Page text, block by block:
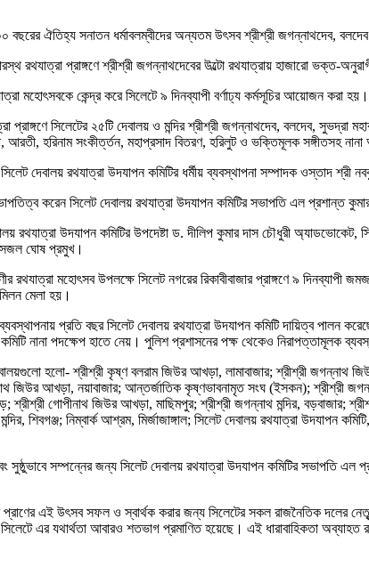
বছরের ঐতিহ্য সনাতন ধর্মাবলম্বীদের অন্যতম উৎসব শ্রীশ্রী জগন্নাথদেব,
রথযাত্রা প্রাঙ্গণে শ্রীশ্রী জগন্নাথদেবের উল্টো রথযাত্রায় হাজারো ভক্ত-
মহোৎসবকে কেন্দ্র করে সিলেটে ৯ দিনব্যাপী বর্ণাঢ্য কর্মসূচির আয়োজন করা
প্রাঙ্গণে সিলেটের ২৫টি দেবালয় ও মন্দির শ্রীশ্রী জগন্নাথদেব, বলদেব,
আরতী, হরিনাম সংকীর্ত্তন, মহাপ্রসাদ বিতরণ, হরিলুট ও ভক্তিমূলক সঙ্গীতসহ
দেবালয় রথযাত্রা উদযাপন কমিটির ধর্মীয় ব্যবস্থাপনা সম্পাদক ওস্তাদ
করেন সিলেট দেবালয় রথযাত্রা উদযাপন কমিটির সভাপতি এল প্রশান্ত
রথযাত্রা উদযাপন কমিটির উপদেষ্টা ড. দীলিপ কুমার দাস চৌধুরী অ্যাডভোকেট,
সজল ঘোষ প্রমুখ।
রথযাত্রা মহোৎসব উপলক্ষে সিলেট নগরের রিকাবীবাজার প্রাঙ্গণে ৯
মেলা হয়।
ব্যবস্থাপনায় প্রতি বছর সিলেট দেবালয় রথযাত্রা উদযাপন কমিটি দায়িত্ব
নানা পদক্ষেপ হাতে নেয়। পুলিশ প্রশাসনের পক্ষ থেকেও নিরাপত্তামূলক
হলো- শ্রীশ্রী কৃষ্ণ বলরাম জিউর আখড়া, লামাবাজার; শ্রীশ্রী জগন্নাথ
জিউর আখড়া, নয়াবাজার; আন্তর্জাতিক কৃষ্ণভাবনামৃত সংঘ (ইসকন); শ্রীশ্রী
শ্রীশ্রী গোপীনাথ জিউর আখড়া, মাছিমপুর; শ্রীশ্রী জগন্নাথ মন্দির,
শিবগঞ্জ; নিম্বার্ক আশ্রম, মির্জাজাঙ্গাল; সিলেট দেবালয় রথযাত্রা উদযাপন
সম্পন্নের জন্য সিলেট দেবালয় রথযাত্রা উদযাপন কমিটির সভাপতি
প্রাণের এই উৎসব সফল ও স্বার্থক করার জন্য সিলেটের সকল রাজনৈতিক দলের
এর যথার্থতা আবারও শতভাগ প্রমাণিত হয়েছে। এই ধারাবাহিকতা অব্যাহত